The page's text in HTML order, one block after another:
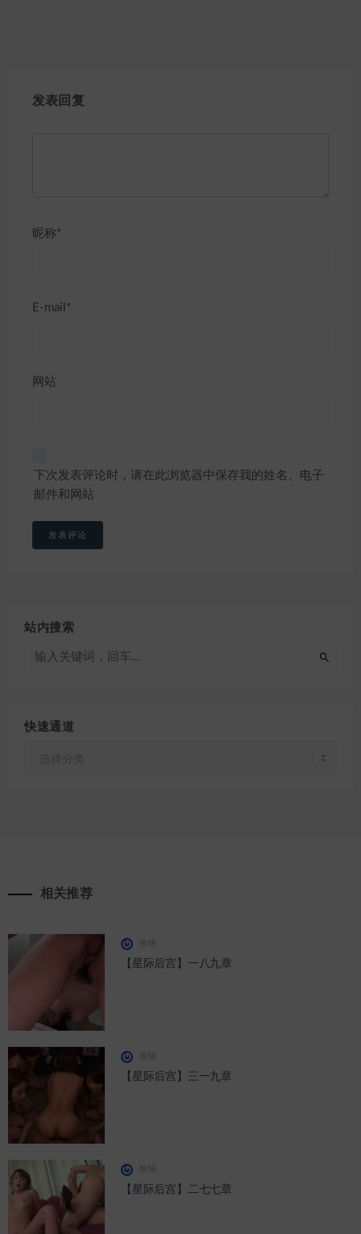
发表回复
昵称*
E-mail*
网站
下次发表评论时，请在此浏览器中保存我的姓名、电子
邮件和网站
站内搜索
快速通道
相关推荐
【星际后宫】一八九章
【星际后宫】三一九章
【星际后宫】二七七章